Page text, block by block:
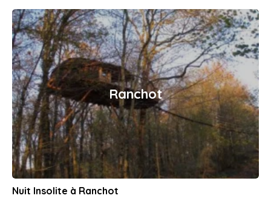
Ranchot
Nuit Insolite à Ranchot